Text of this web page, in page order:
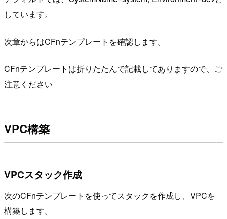
しています。
次章からはCFnテンプレートを確認します。
CFnテンプレートは折りたたんで記載してありますので、ご
注意ください
VPC構築
VPCスタック作成
次のCFnテンプレートを使ってスタックを作成し、VPCを
構築します。